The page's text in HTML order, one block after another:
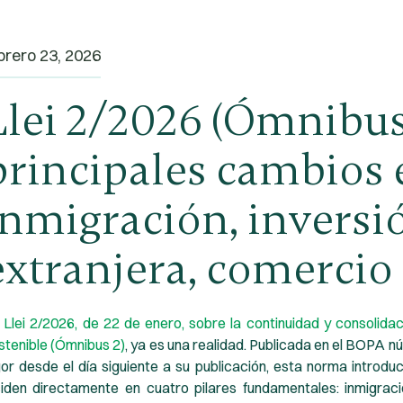
23, 2026
2/2026
cambios
Llei 2/2026, de 22 de enero, sobre la continuidad y
(Ómnibus 2), ya es una realidad. Publicada en el BOPA
desde el día siguiente a su publicación, esta norma
directamente en cuatro pilares fundamentales: